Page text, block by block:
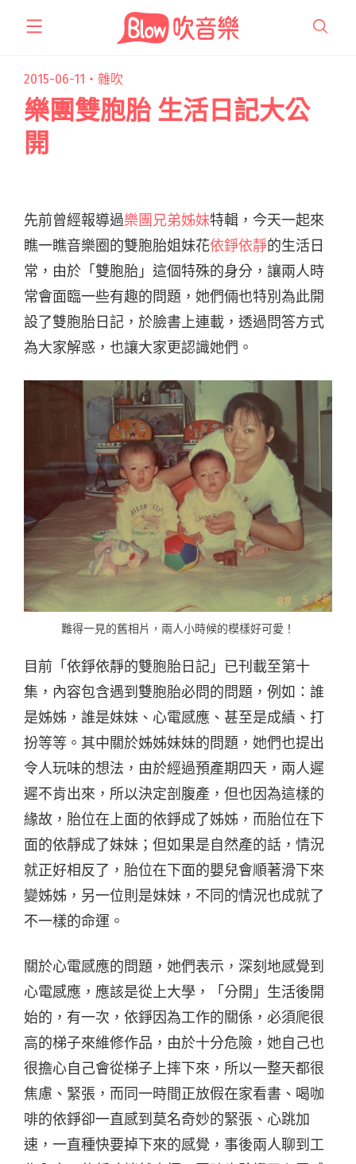
2015-06-11・ 雜吹
樂團雙胞胎 生活日記大公
開
先前曾經報導過樂團兄弟姊妹特輯，今天一起來
瞧一瞧音樂圈的雙胞胎姐妹花依錚依靜的生活日
常，由於「雙胞胎」這個特殊的身分，讓兩人時
常會面臨一些有趣的問題，她們倆也特別為此開
設了雙胞胎日記，於臉書上連載，透過問答方式
為大家解惑，也讓大家更認識她們。
難得一見的舊相片，兩人小時候的模樣好可愛！
目前「依錚依靜的雙胞胎日記」已刊載至第十
集，內容包含遇到雙胞胎必問的問題，例如：誰
是姊姊，誰是妹妹、心電感應、甚至是成績、打
扮等等。其中關於姊姊妹妹的問題，她們也提出
令人玩味的想法，由於經過預產期四天，兩人遲
遲不肯出來，所以決定剖腹產，但也因為這樣的
緣故，胎位在上面的依錚成了姊姊，而胎位在下
面的依靜成了妹妹；但如果是自然產的話，情況
就正好相反了，胎位在下面的嬰兒會順著滑下來
變姊姊，另一位則是妹妹，不同的情況也成就了
不一樣的命運。
關於心電感應的問題，她們表示，深刻地感覺到
心電感應，應該是從上大學，「分開」生活後開
始的，有一次，依錚因為工作的關係，必須爬很
高的梯子來維修作品，由於十分危險，她自己也
很擔心自己會從梯子上摔下來，所以一整天都很
焦慮、緊張，而同一時間正放假在家看書、喝咖
啡的依錚卻一直感到莫名奇妙的緊張、心跳加
速，一直種快要掉下來的感覺，事後兩人聊到工